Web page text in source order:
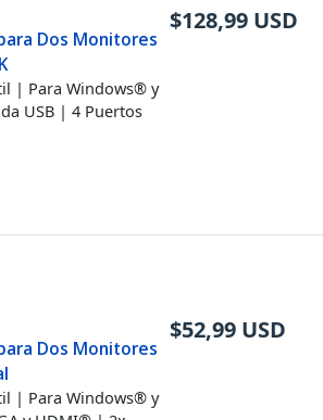
Dos Monitores
| Para Windows® y
USB | 4 Puertos
$128,99 USD
Dos Monitores
| Para Windows® y
$52,99 USD